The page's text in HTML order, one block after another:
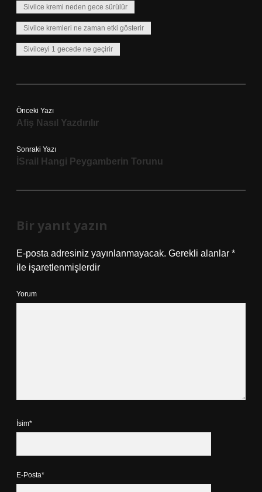
Sivilce kremi neden gece sürülür
Sivilce kremleri ne zaman etki gösterir
Sivilceyi 1 gecede ne geçirir
Önceki Yazı
Afiş Nasıl Yazdırılır
Sonraki Yazı
İSrail Hangi Peygamberin Torunu
Bir yanıt yazın
E-posta adresiniz yayınlanmayacak. Gerekli alanlar *
ile işaretlenmişlerdir
Yorum
İsim*
E-Posta*